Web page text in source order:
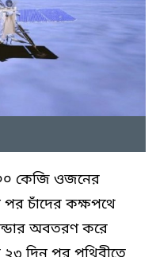
কেজি ওজনের
পর চাঁদের কক্ষপথে
অবতরণ করে